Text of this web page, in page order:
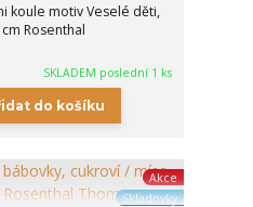
koule motiv Veselé děti,
Rosenthal
SKLADEM poslední 1 ks
do košíku
Akce
Skladovky